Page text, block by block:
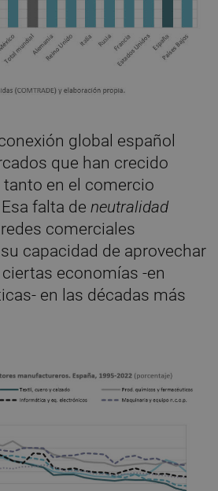
global español
que han crecido
en el comercio
falta deneutralidad
comerciales
capacidad de aprovechar
economías -en
en las décadas más